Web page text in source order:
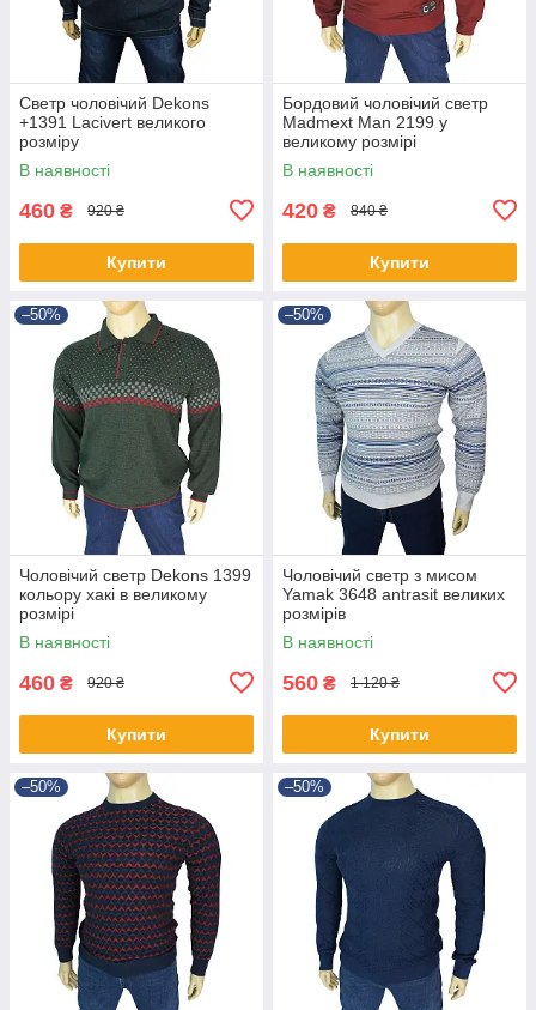
Светр чоловічий Dekons
+1391 Lacivert великого
розміру
В наявності
460 ₴ 920 ₴
Купити
Бордовий чоловічий светр
Madmext Man 2199 у
великому розмірі
В наявності
420 ₴ 840 ₴
Купити
–50%
Чоловічий светр Dekons 1399
кольору хакі в великому
розмірі
В наявності
460 ₴ 920 ₴
Купити
–50%
Чоловічий светр з мисом
Yamak 3648 antrasit великих
розмірів
В наявності
560 ₴ 1 120 ₴
Купити
–50% –50%